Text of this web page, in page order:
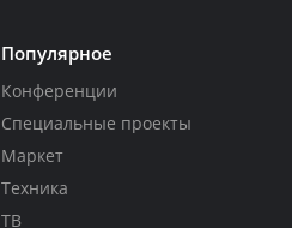
Популярное
Конференции
Специальные проекты
Маркет
Техника
ТВ